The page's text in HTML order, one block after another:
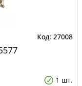
27008
1 шт.